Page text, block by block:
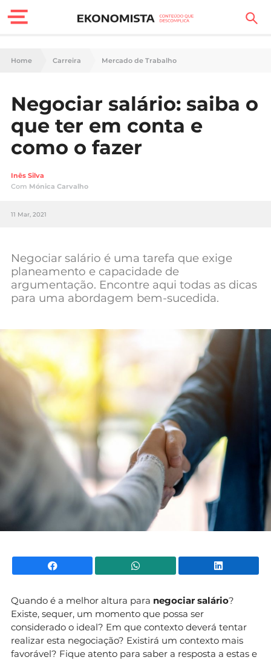
Finanças Pessoais
Carreira
Casa
Lifestyle
Negócios
Mundial 2026
Home Carreira Mercado de Trabalho
Negociar salário: saiba o
que ter em conta e
como o fazer
Inês Silva
Com Mónica Carvalho
11 Mar, 2021
Negociar salário é uma tarefa que exige
planeamento e capacidade de
argumentação. Encontre aqui todas as dicas
para uma abordagem bem-sucedida.
Facebook WhatsApp
Quando é a melhor altura para negociar salário?
Existe, sequer, um momento que possa ser
considerado o ideal? Em que contexto deverá tentar
realizar esta negociação? Existirá um contexto mais
favorável? Fique atento para saber a resposta a estas e